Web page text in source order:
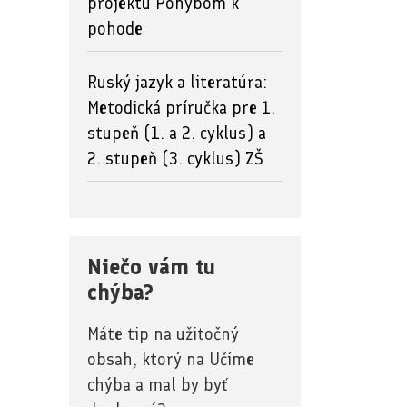
pohode
Ruský jazyk a literatúra:
Metodická príručka pre 1.
stupeň (1. a 2. cyklus) a
2. stupeň (3. cyklus) ZŠ
Niečo vám tu
chýba?
Máte tip na užitočný
obsah, ktorý na Učíme
chýba a mal by byť